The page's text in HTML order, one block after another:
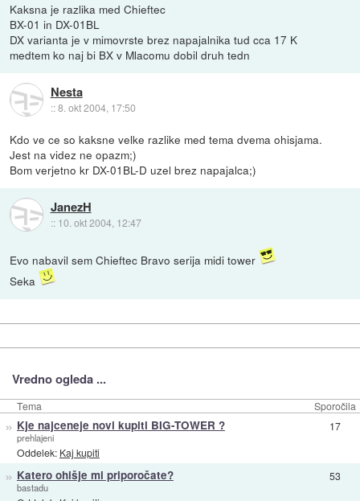
Kaksna je razlika med Chieftec
BX-01 in DX-01BL
DX varianta je v mimovrste brez napajalnika tud cca 17 K
medtem ko naj bi BX v Mlacomu dobil druh tedn
Nesta
::8. okt 2004, 17:50
Kdo ve ce so kaksne velke razlike med tema dvema ohisjama.
Jest na videz ne opazm;)
Bom verjetno kr DX-01BL-D uzel brez napajalca;)
JanezH
:: 10. okt 2004, 12:47
Evo nabavil sem Chieftec Bravo serija midi tower
Seka
Vredno ogleda ...
Tema Sporočila
» Kje najceneje novi kupiti BIG-TOWER ?
prehlajeni
Oddelek: Kaj kupiti
17
» Katero ohišje mi priporočate?
bastadu
53